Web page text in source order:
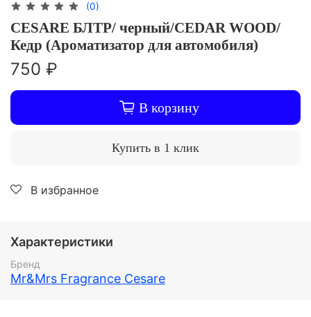
(0)
CESARE БЛТР/ черный/CEDAR WOOD/
Кедр (Ароматизатор для автомобиля)
750 ₽
В корзину
Купить в 1 клик
В избранное
Характеристики
Бренд
Mr&Mrs Fragrance Cesare